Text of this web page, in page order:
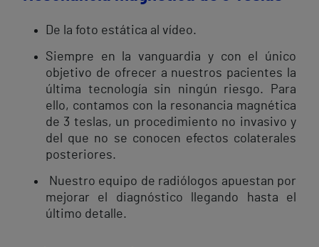
De la foto estática al vídeo.
Siempre en la vanguardia y con el único
objetivo de ofrecer a nuestros pacientes la
última tecnología sin ningún riesgo. Para
ello, contamos con la resonancia magnética
de 3 teslas, un procedimiento no invasivo y
del que no se conocen efectos colaterales
posteriores.
Nuestro equipo de radiólogos apuestan por
mejorar el diagnóstico llegando hasta el
último detalle.